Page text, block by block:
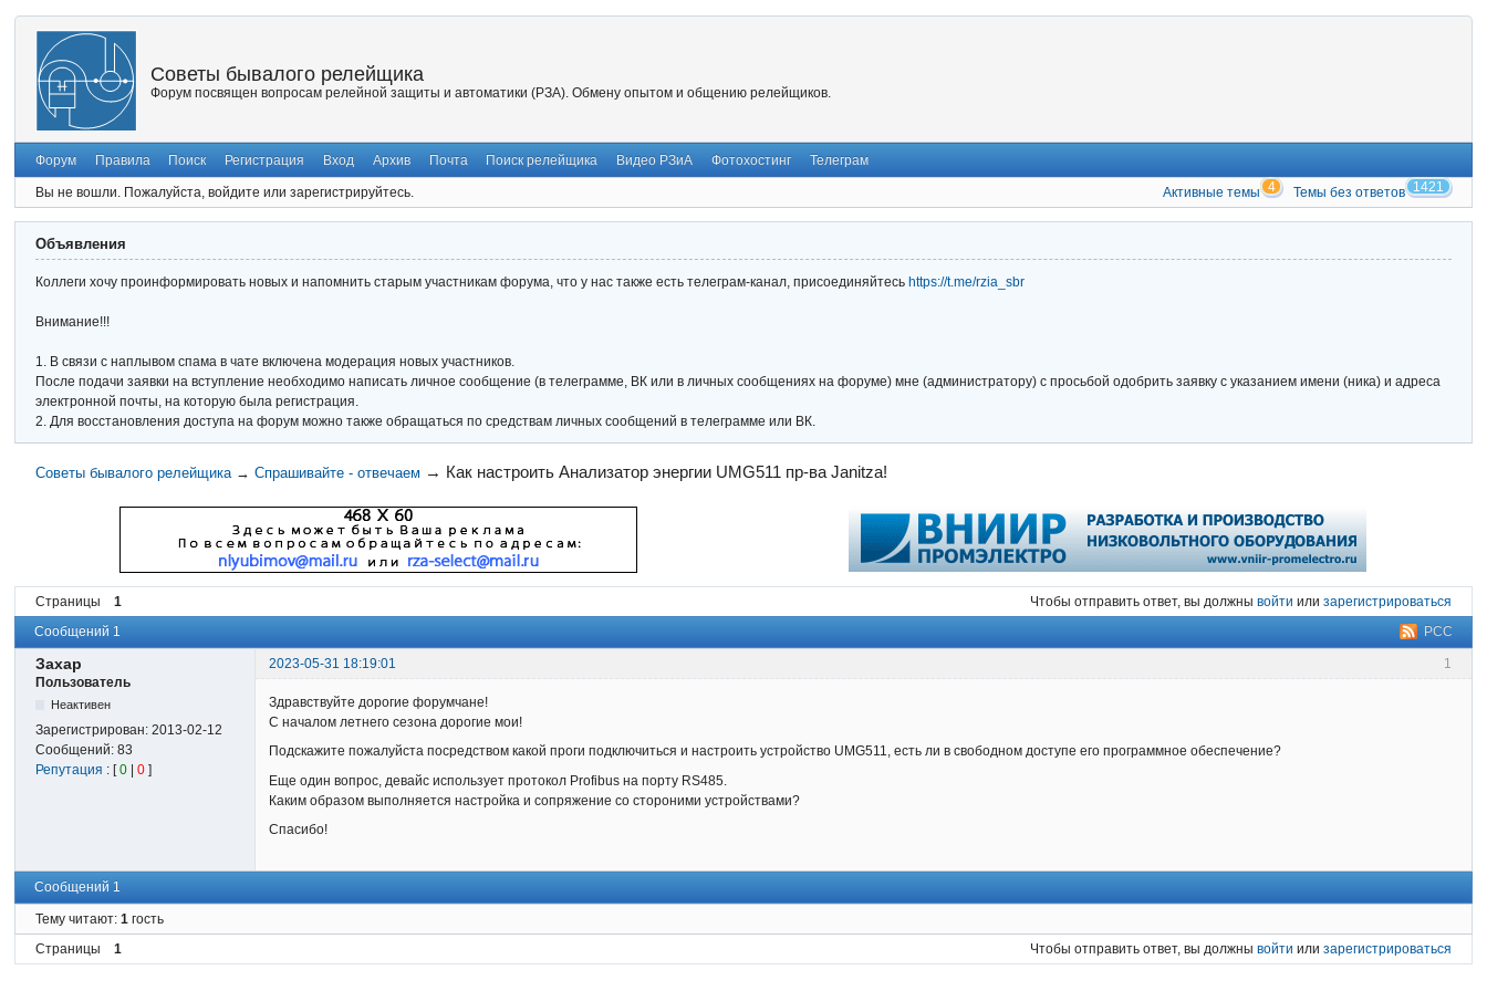
Советы бывалого релейщика
Форум посвящен вопросам релейной защиты и автоматики (РЗА). Обмену опытом и общению релейщиков.
Форум Правила Поиск Регистрация Вход Архив Почта Поиск релейщика Видео РЗиА Фотохостинг Телеграм
Вы не вошли. Пожалуйста, войдите или зарегистрируйтесь. Активные темы 4 Темы без ответов 1421
Объявления
Коллеги хочу проинформировать новых и напомнить старым участникам форума, что у нас также есть телеграм-канал, присоединяйтесь https://t.me/rzia_sbr
Внимание!!!
1. В связи с наплывом спама в чате включена модерация новых участников.
После подачи заявки на вступление необходимо написать личное сообщение (в телеграмме, ВК или в личных сообщениях на форуме) мне (администратору) с просьбой одобрить заявку с указанием имени (ника) и адреса
электронной почты, на которую была регистрация.
2. Для восстановления доступа на форум можно также обращаться по средствам личных сообщений в телеграмме или ВК.
Советы бывалого релейщика → Спрашивайте - отвечаем → Как настроить Анализатор энергии UMG511 пр-ва Janitza!
Страницы 1 Чтобы отправить ответ, вы должны войти или зарегистрироваться
РСС
Сообщений 1
1
Захар
2023-05-31 18:19:01
Пользователь
Неактивен
Зарегистрирован:2013-02-12
Сообщений:83
Репутация : [0 |0 ]
Здравствуйте дорогие форумчане!
С началом летнего сезона дорогие мои!
Подскажите пожалуйста посредством какой проги подключиться и настроить устройство UMG511, есть ли в свободном доступе его программное обеспечение?
Еще один вопрос, девайс использует протокол Profibus на порту RS485.
Каким образом выполняется настройка и сопряжение со стороними устройствами?
Спасибо!
Сообщений 1
Тему читают:1 гость
Страницы
1 Чтобы отправить ответ, вы должны войти или зарегистрироваться